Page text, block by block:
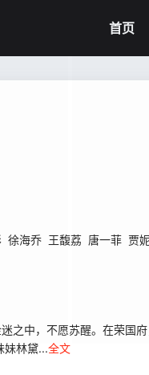
首页
徐海乔 王馥荔 唐一菲 贾妮
中，不愿苏醒。在荣国
妹林黛...全文